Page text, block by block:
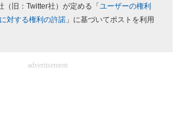
（旧：Twitter社）が定める「 ユーザーの権利
対する権利の許諾 」に基づいてポストを利用
advertisement